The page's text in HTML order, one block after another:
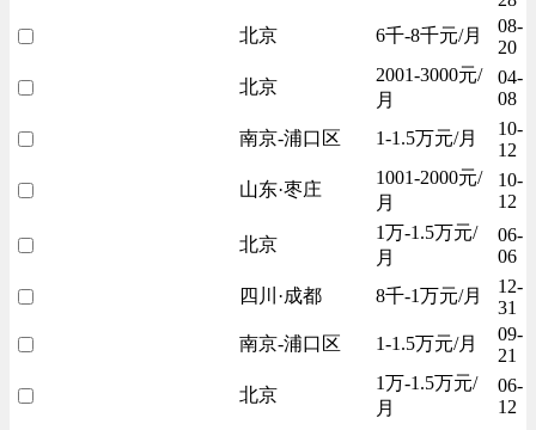
北京
6千-8千元/月
08-
20
北京
2001-3000元/
月
04-
08
南京-浦口区
1-1.5万元/月
10-
12
山东·枣庄
1001-2000元/
月
10-
12
北京
1万-1.5万元/
月
06-
06
四川·成都
8千-1万元/月
12-
31
南京-浦口区
1-1.5万元/月
09-
21
北京
1万-1.5万元/
月
06-
12